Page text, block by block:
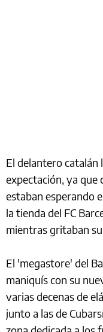
El delantero catalán
expectación, ya que
estaban esperando
la tienda del FC
mientras gritaban
El 'megastore' del
maniquís con su
varias decenas de
junto a las de